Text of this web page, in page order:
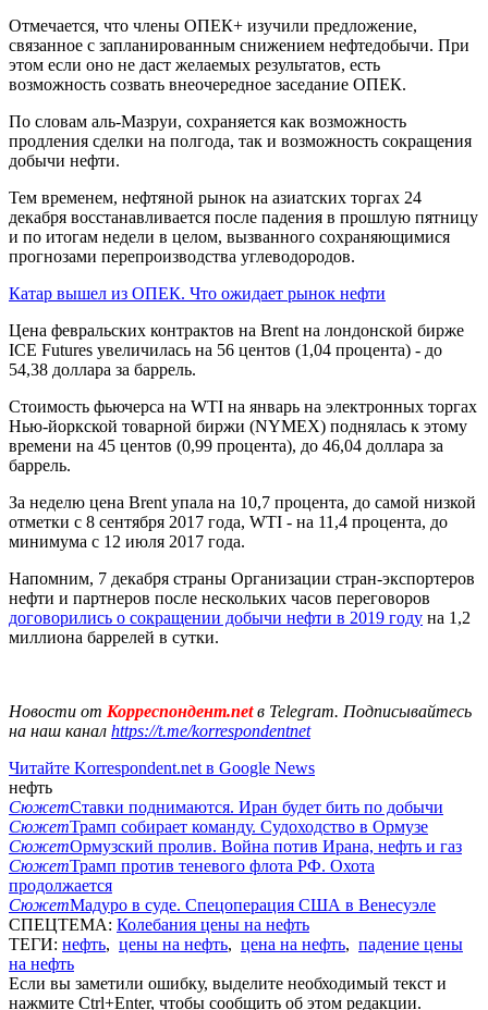
Отмечается, что члены ОПЕК+ изучили предложение,
связанное с запланированным снижением нефтедобычи. При
этом если оно не даст желаемых результатов, есть
возможность созвать внеочередное заседание ОПЕК.
По словам аль-Мазруи, сохраняется как возможность
продления сделки на полгода, так и возможность сокращения
добычи нефти.
Тем временем, нефтяной рынок на азиатских торгах 24
декабря восстанавливается после падения в прошлую пятницу
и по итогам недели в целом, вызванного сохраняющимися
прогнозами перепроизводства углеводородов.
Катар вышел из ОПЕК. Что ожидает рынок нефти
Цена февральских контрактов на Brent на лондонской бирже
ICE Futures увеличилась на 56 центов (1,04 процента) - до
54,38 доллара за баррель.
Стоимость фьючерса на WTI на январь на электронных торгах
Нью-йоркской товарной биржи (NYMEX) поднялась к этому
времени на 45 центов (0,99 процента), до 46,04 доллара за
баррель.
За неделю цена Brent упала на 10,7 процента, до самой низкой
отметки с 8 сентября 2017 года, WTI - на 11,4 процента, до
минимума с 12 июля 2017 года.
Напомним, 7 декабря страны Организации стран-экспортеров
нефти и партнеров после нескольких часов переговоров
договорились о сокращении добычи нефти в 2019 году на 1,2
миллиона баррелей в сутки.
Новости от Корреспондент.netв Telegram. Подписывайтесь
на наш канал https://t.me/korrespondentnet
Читайте Korrespondent.net в Google News
нефть
СюжетСтавки поднимаются. Иран будет бить по добычи
СюжетТрамп собирает команду. Судоходство в Ормузе
СюжетОрмузский пролив. Война потив Ирана, нефть и газ
СюжетТрамп против теневого флота РФ. Охота
продолжается
СюжетМадуро в суде. Спецоперация США в Венесуэле
СПЕЦТЕМА: Колебания цены на нефть
ТЕГИ: нефть, цены на нефть, цена на нефть, падение цены
на нефть
Если вы заметили ошибку, выделите необходимый текст и
нажмите Ctrl+Enter, чтобы сообщить об этом редакции.